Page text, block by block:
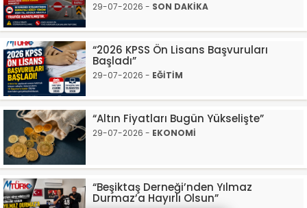
29-07-2026 - SON DAKİKA
“2026 KPSS Ön Lisans Başvuruları
Başladı”
29-07-2026 - EĞİTİM
“Altın Fiyatları Bugün Yükselişte”
29-07-2026 - EKONOMİ
“Beşiktaş Derneği’nden Yılmaz
Durmaz’a Hayırlı Olsun”